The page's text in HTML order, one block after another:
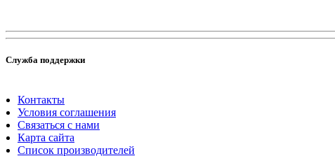
Служба поддержки
Контакты
Условия соглашения
Связаться с нами
Карта сайта
Список производителей